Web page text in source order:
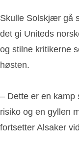
Skulle Solskjær gå
det gi Uniteds
og stilne kritikerne
høsten.
– Dette er en kamp
risiko og en gyllen
fortsetter Alsaker